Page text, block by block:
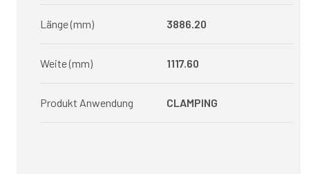
Länge (mm) 3886.20
Weite (mm) 1117.60
Produkt Anwendung CLAMPING